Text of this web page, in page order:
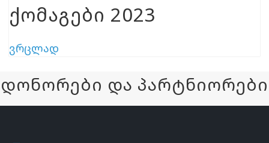
ქომაგები 2023
ვრცლად
დონორები და პარტნიორები